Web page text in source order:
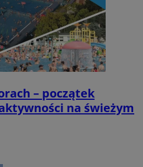
– początek
na świeżym